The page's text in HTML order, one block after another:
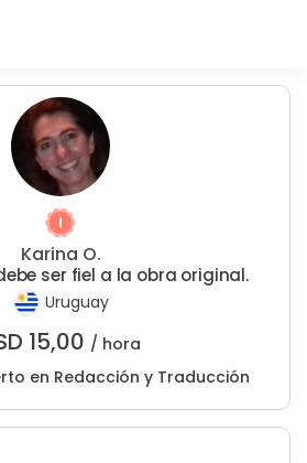
Karina O.
ser fiel a la obra original.
Uruguay
15,00 / hora
en Redacción y Traducción